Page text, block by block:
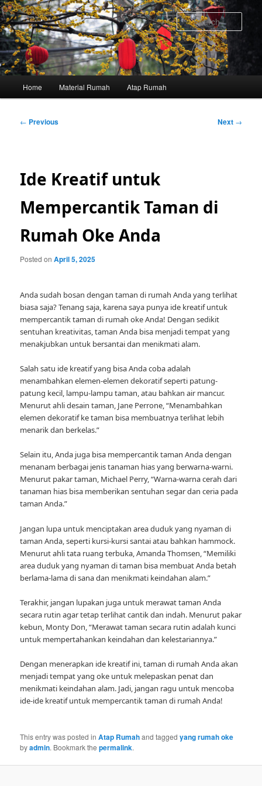
Skip
to
primary
content
Home Material Rumah Atap Rumah
Post
← Previous Next →
Ide Kreatif untuk
Mempercantik Taman di
Rumah Oke Anda
Posted onApril 5, 2025
Anda sudah bosan dengan taman di rumah Anda yang terlihat
biasa saja? Tenang saja, karena saya punya ide kreatif untuk
mempercantik taman di rumah oke Anda! Dengan sedikit
sentuhan kreativitas, taman Anda bisa menjadi tempat yang
menakjubkan untuk bersantai dan menikmati alam.
Salah satu ide kreatif yang bisa Anda coba adalah
menambahkan elemen-elemen dekoratif seperti patung-
patung kecil, lampu-lampu taman, atau bahkan air mancur.
Menurut ahli desain taman, Jane Perrone, “Menambahkan
elemen dekoratif ke taman bisa membuatnya terlihat lebih
menarik dan berkelas.”
Selain itu, Anda juga bisa mempercantik taman Anda dengan
menanam berbagai jenis tanaman hias yang berwarna-warni.
Menurut pakar taman, Michael Perry, “Warna-warna cerah dari
tanaman hias bisa memberikan sentuhan segar dan ceria pada
taman Anda.”
Jangan lupa untuk menciptakan area duduk yang nyaman di
taman Anda, seperti kursi-kursi santai atau bahkan hammock.
Menurut ahli tata ruang terbuka, Amanda Thomsen, “Memiliki
area duduk yang nyaman di taman bisa membuat Anda betah
berlama-lama di sana dan menikmati keindahan alam.”
Terakhir, jangan lupakan juga untuk merawat taman Anda
secara rutin agar tetap terlihat cantik dan indah. Menurut pakar
kebun, Monty Don, “Merawat taman secara rutin adalah kunci
untuk mempertahankan keindahan dan kelestariannya.”
Dengan menerapkan ide kreatif ini, taman di rumah Anda akan
menjadi tempat yang oke untuk melepaskan penat dan
menikmati keindahan alam. Jadi, jangan ragu untuk mencoba
ide-ide kreatif untuk mempercantik taman di rumah Anda!
This entry was posted inAtap Rumahand taggedyang rumah oke
byadmin. Bookmark thepermalink.